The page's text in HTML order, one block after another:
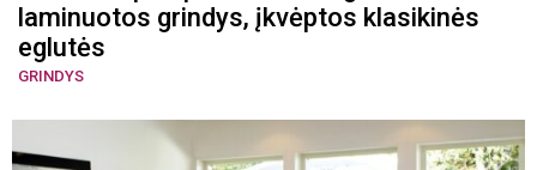
laminuotos grindys, įkvėptos klasikinės
eglutės
GRINDYS